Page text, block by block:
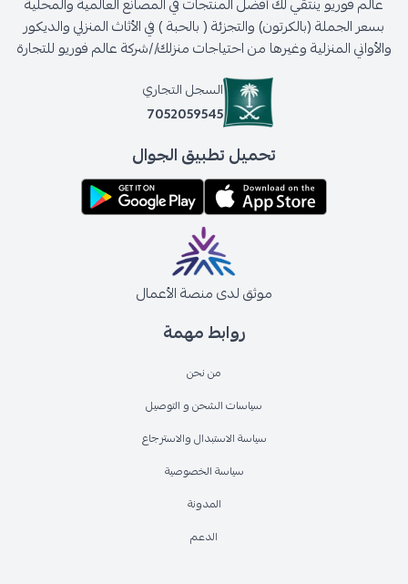
روابط مهمة
من نحن
سياسات الشحن و التوصيل
سياسة الاستبدال والاسترجاع
سياسة الخصوصية
المدونة
الدعم
بسعر الجملة (بالكرتون) والتجزئة ( بالحبة ) في الأثاث المنزلي والديكور
والأواني المنزلية وغيرها من احتياجات منزلك//شركة عالم فوريو للتجارة
السجل التجاري
7052059545
تحميل تطبيق الجوال
موثق لدى منصة الأعمال